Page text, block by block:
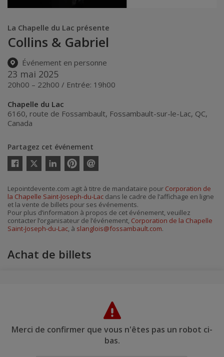
La Chapelle du Lac présente
Collins & Gabriel
Événement en personne
23 mai 2025
20h00 – 22h00 / Entrée: 19h00
Chapelle du Lac
6160, route de Fossambault, Fossambault-sur-le-Lac, QC,
Canada
Partagez cet événement
Twitter
courriel
Lepointdevente.com agit à titre de mandataire pour Corporation de
la Chapelle Saint-Joseph-du-Lac dans le cadre de l’affichage en ligne
et la vente de billets pour ses événements.
Pour plus d’information à propos de cet événement, veuillez
contacter l’organisateur de l’événement, Corporation de la Chapelle
Saint-Joseph-du-Lac, à slanglois@fossambault.com.
Achat de billets
Merci de confirmer que vous n'êtes pas un robot ci-
bas.